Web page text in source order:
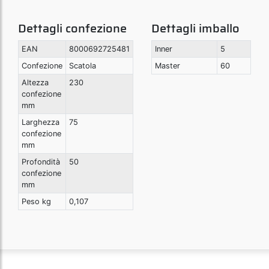
Dettagli confezione
EAN
8000692725481
Confezione
Scatola
Altezza
confezione
mm
230
Larghezza
confezione
mm
75
Profondità
confezione
mm
50
Peso kg 0,107
Dettagli imballo
Inner
5
Master
60